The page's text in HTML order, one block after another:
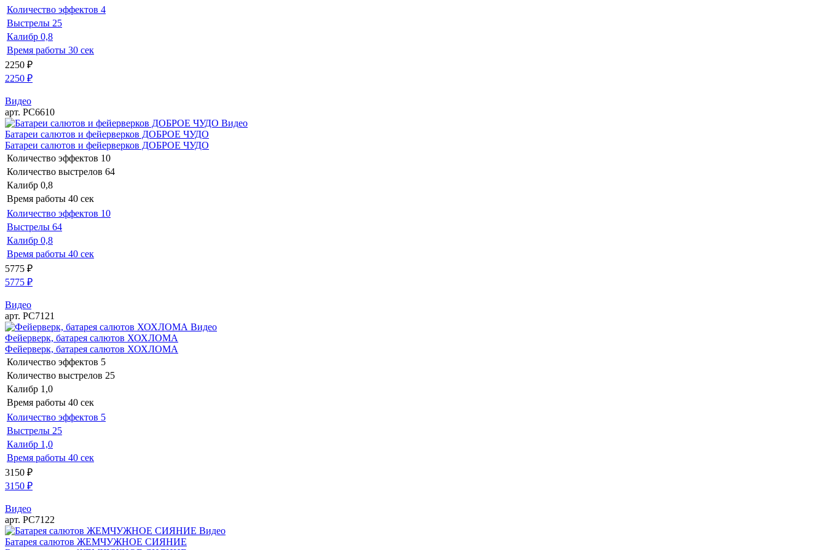
Количество эффектов 4
Выстрелы 25
Калибр 0,8
Время работы 30 сек
2250 ₽
2250 ₽
Видео
арт. РС6610
Видео
Батареи салютов и фейерверков ДОБРОЕ ЧУДО
Батареи салютов и фейерверков ДОБРОЕ ЧУДО
Количество эффектов 10
Количество выстрелов 64
Калибр 0,8
Время работы 40 сек
Количество эффектов 10
Выстрелы 64
Калибр 0,8
Время работы 40 сек
5775 ₽
5775 ₽
Видео
арт. РС7121
Видео
Фейерверк, батарея салютов ХОХЛОМА
Фейерверк, батарея салютов ХОХЛОМА
Количество эффектов 5
Количество выстрелов 25
Калибр 1,0
Время работы 40 сек
Количество эффектов 5
Выстрелы 25
Калибр 1,0
Время работы 40 сек
3150 ₽
3150 ₽
Видео
арт. РС7122
Видео
Батарея салютов ЖЕМЧУЖНОЕ СИЯНИЕ